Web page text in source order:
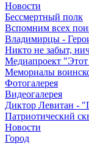
Новости
Бессмертный полк
Вспомним всех
Владимирцы -
Никто не забыт,
Медиапроект
Мемориалы
Фотогалерея
Видеогалерея
Диктор Левитан -
Патриотический
Новости
Город